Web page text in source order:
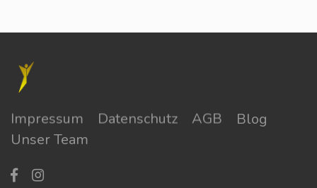
Impressum Datenschutz AGB
Blog
Unser Team